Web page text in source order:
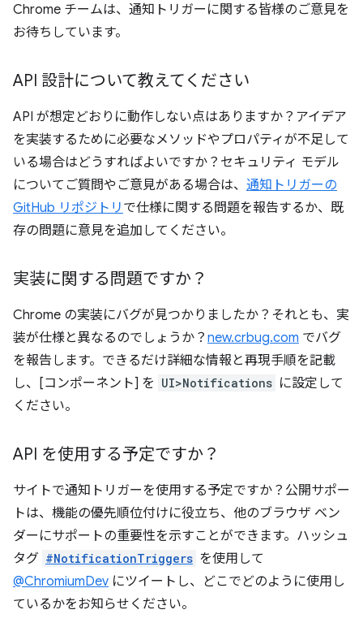
Chrome チームは、通知トリガーに関する皆様のご意見を
お待ちしています。
API 設計について教えてください
API が想定どおりに動作しない点はありますか？アイデア
を実装するために必要なメソッドやプロパティが不足して
いる場合はどうすればよいですか？セキュリティ モデル
についてご質問やご意見がある場合は、 通知トリガーの
GitHub リポジトリ で仕様に関する問題を報告するか、既
存の問題に意見を追加してください。
実装に関する問題ですか？
Chrome の実装にバグが見つかりましたか？それとも、実
装が仕様と異なるのでしょうか？ new.crbug.com でバグ
を報告します。できるだけ詳細な情報と再現手順を記載
し、[コンポーネント] を UI>Notifications に設定して
ください。
API を使用する予定ですか？
サイトで通知トリガーを使用する予定ですか？公開サポー
トは、機能の優先順位付けに役立ち、他のブラウザ ベン
ダーにサポートの重要性を示すことができます。ハッシュ
タグ #NotificationTriggers を使用して
@ChromiumDev にツイートし、どこでどのように使用し
ているかをお知らせください。